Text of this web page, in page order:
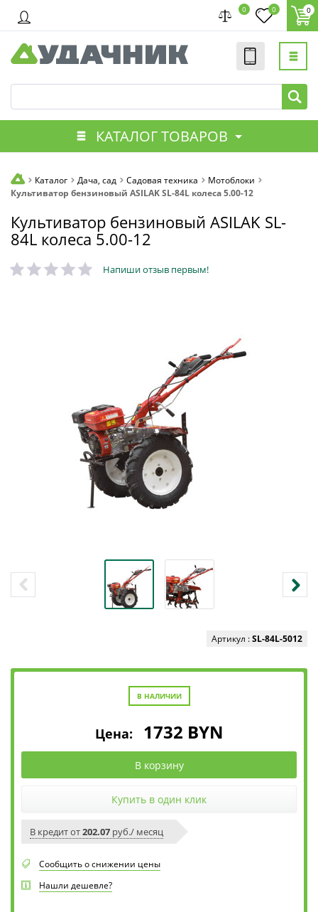
0 0 0
КАТАЛОГ ТОВАРОВ
Каталог Дача, сад Садовая техника
Мотоблоки
Культиватор бензиновый ASILAK SL-84L колеса 5.00-12
Культиватор бензиновый ASILAK SL-
84L колеса 5.00-12
Напиши отзыв первым!
Артикул :SL-84L-5012
В НАЛИЧИИ
Цена: 1732 BYN
В корзину
Купить в один клик
В кредит от202.07 руб./ месяц
Сообщить о снижении цены
Нашли дешевле?